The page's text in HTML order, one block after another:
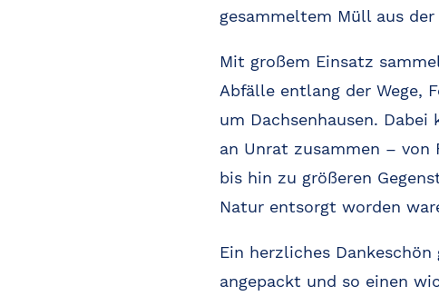
gesammeltem Müll aus der
Mit großem Einsatz
Abfälle entlang der Wege,
um Dachsenhausen.
an Unrat zusammen – von
bis hin zu größeren
Natur entsorgt worden
Ein herzliches
angepackt und so einen